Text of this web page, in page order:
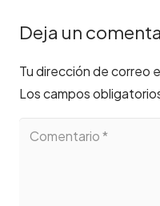
Deja un
Tu dirección de correo
Los campos